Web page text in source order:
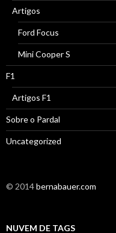
Artigos
Ford Focus
Mini Cooper S
F1
Artigos F1
Sobre o Pardal
Uncategorized
© 2014bernabauer.com
NUVEM DE TAGS